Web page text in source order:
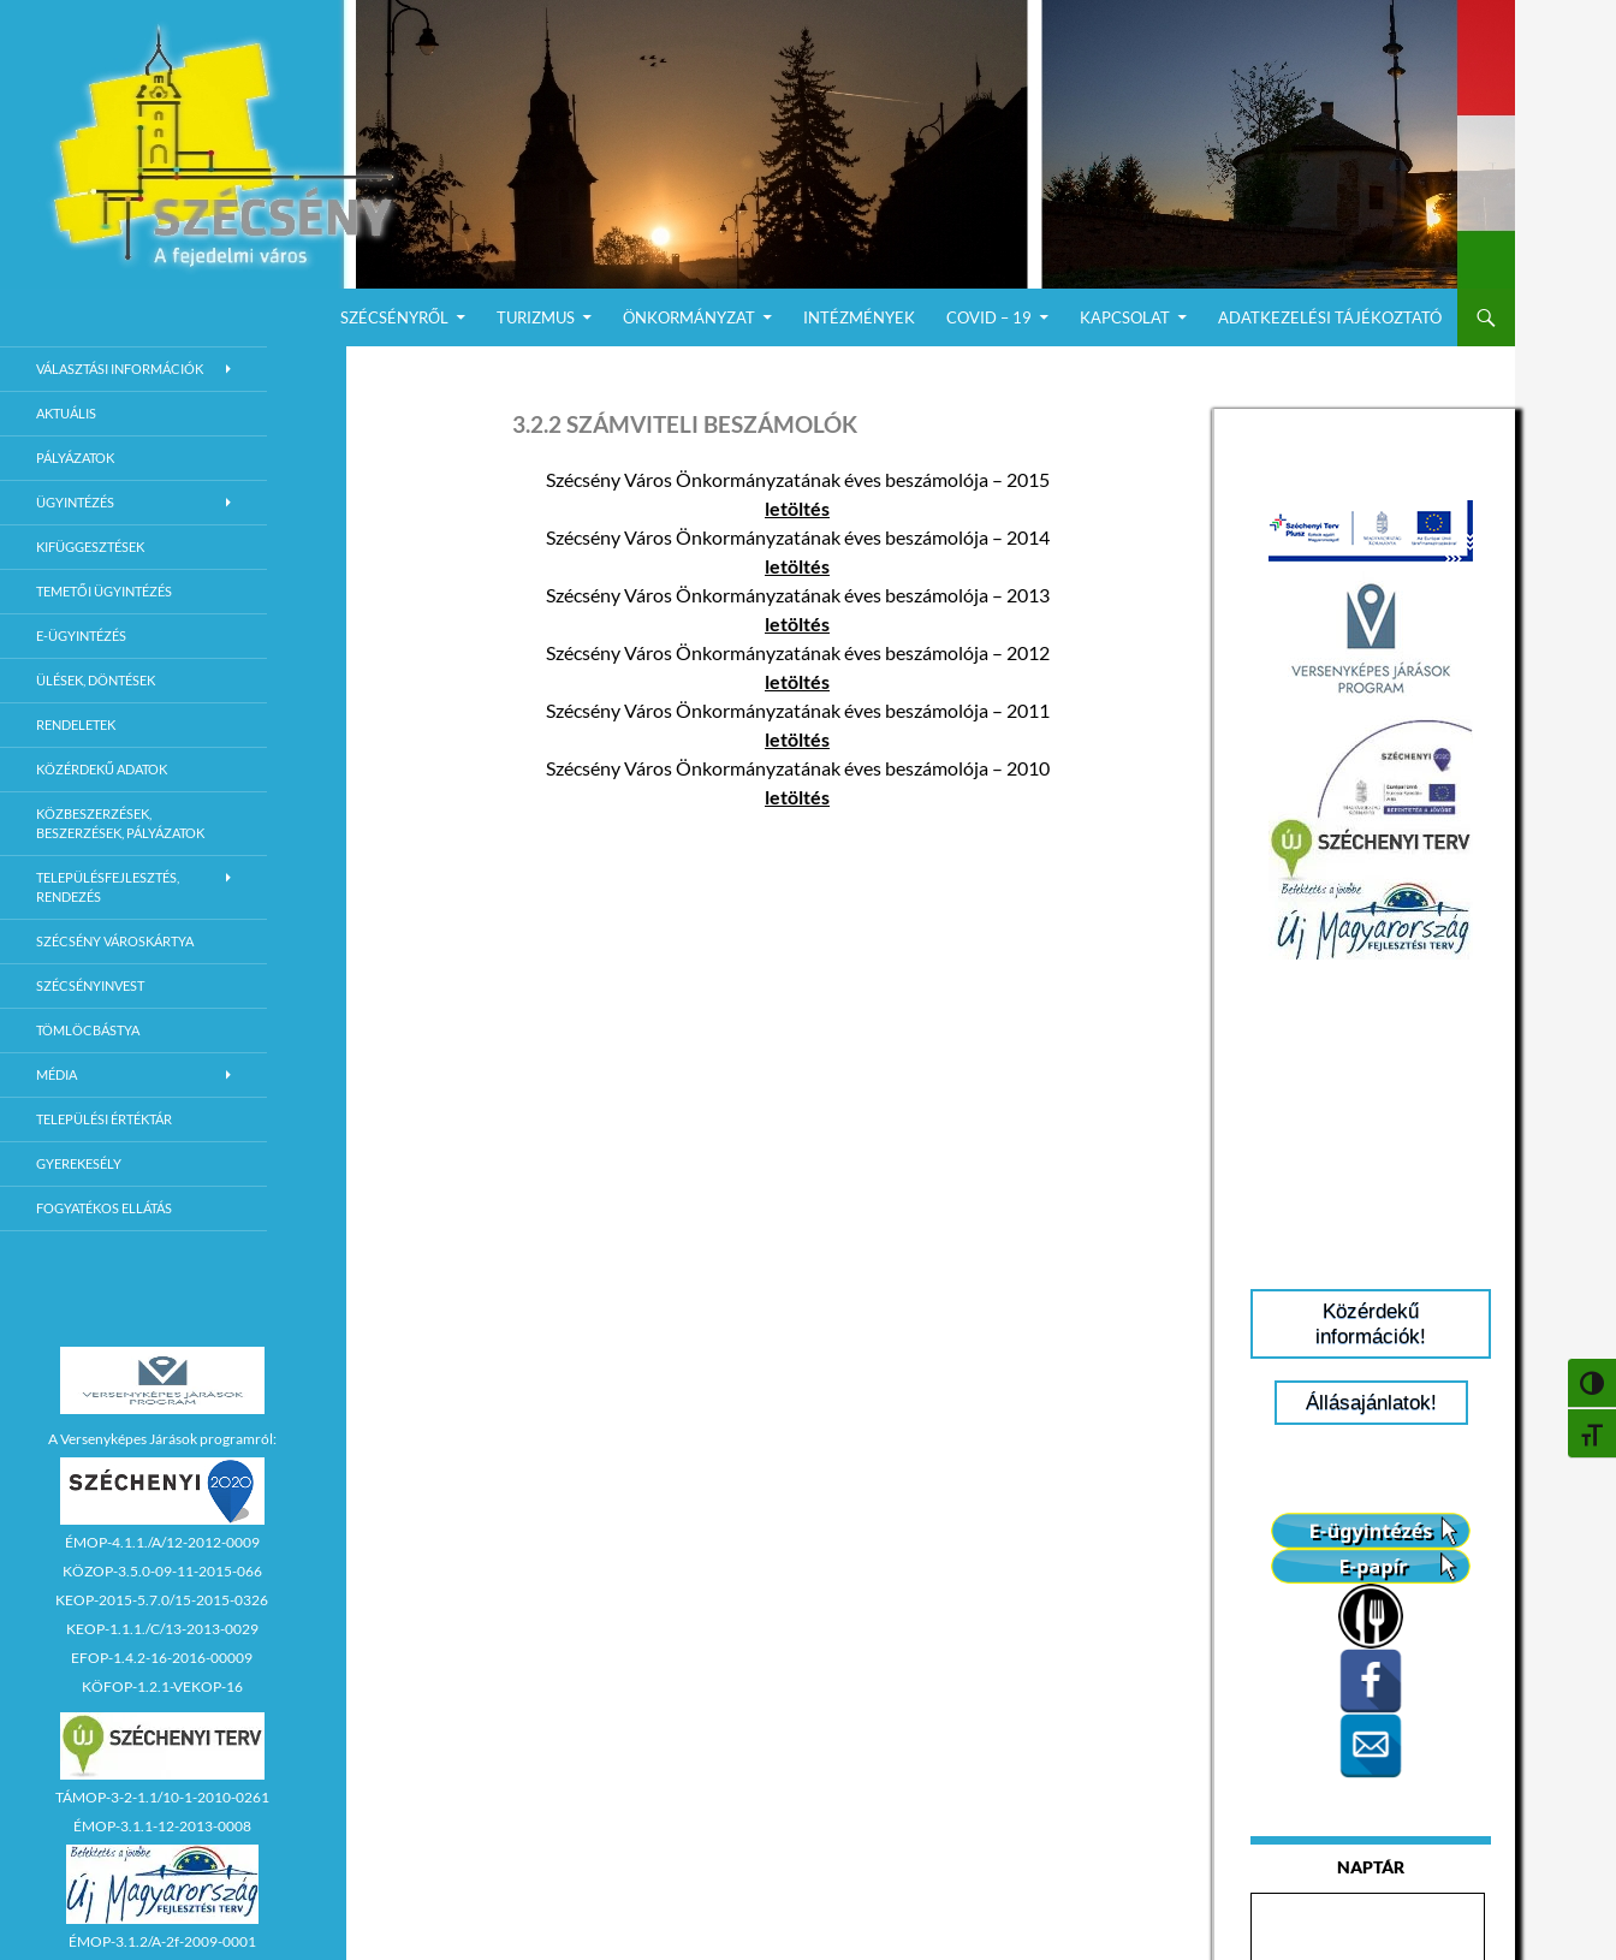
SZÉCSÉNYRŐL
TURIZMUS ÖNKORMÁNYZAT INTÉZMÉNYEK COVID – 19 KAPCSOLAT ADATKEZELÉSI TÁJÉKOZTATÓ
3.2.2 SZÁMVITELI BESZÁMOLÓK
Szécsény Város Önkormányzatának éves beszámolója – 2015
letöltés
Szécsény Város Önkormányzatának éves beszámolója – 2014
letöltés
Szécsény Város Önkormányzatának éves beszámolója – 2013
letöltés
Szécsény Város Önkormányzatának éves beszámolója – 2012
letöltés
Szécsény Város Önkormányzatának éves beszámolója – 2011
letöltés
Szécsény Város Önkormányzatának éves beszámolója – 2010
letöltés
Közérdekű
információk!
Állásajánlatok!
NAPTÁR
Szécsény Város Hivatalos Weboldala
VÁLASZTÁSI INFORMÁCIÓK
AKTUÁLIS
PÁLYÁZATOK
ÜGYINTÉZÉS
KIFÜGGESZTÉSEK
TEMETŐI ÜGYINTÉZÉS
E-ÜGYINTÉZÉS
ÜLÉSEK, DÖNTÉSEK
RENDELETEK
KÖZÉRDEKŰ ADATOK
KÖZBESZERZÉSEK,
BESZERZÉSEK, PÁLYÁZATOK
TELEPÜLÉSFEJLESZTÉS,
RENDEZÉS
SZÉCSÉNY VÁROSKÁRTYA
SZÉCSÉNYINVEST
TÖMLÖCBÁSTYA
MÉDIA
TELEPÜLÉSI ÉRTÉKTÁR
GYEREKESÉLY
FOGYATÉKOS ELLÁTÁS
A Versenyképes Járások programról:
ÉMOP-4.1.1./A/12-2012-0009
KÖZOP-3.5.0-09-11-2015-066
KEOP-2015-5.7.0/15-2015-0326
KEOP-1.1.1./C/13-2013-0029
EFOP-1.4.2-16-2016-00009
KÖFOP-1.2.1-VEKOP-16
TÁMOP-3-2-1.1/10-1-2010-0261
ÉMOP-3.1.1-12-2013-0008
ÉMOP-3.1.2/A-2f-2009-0001